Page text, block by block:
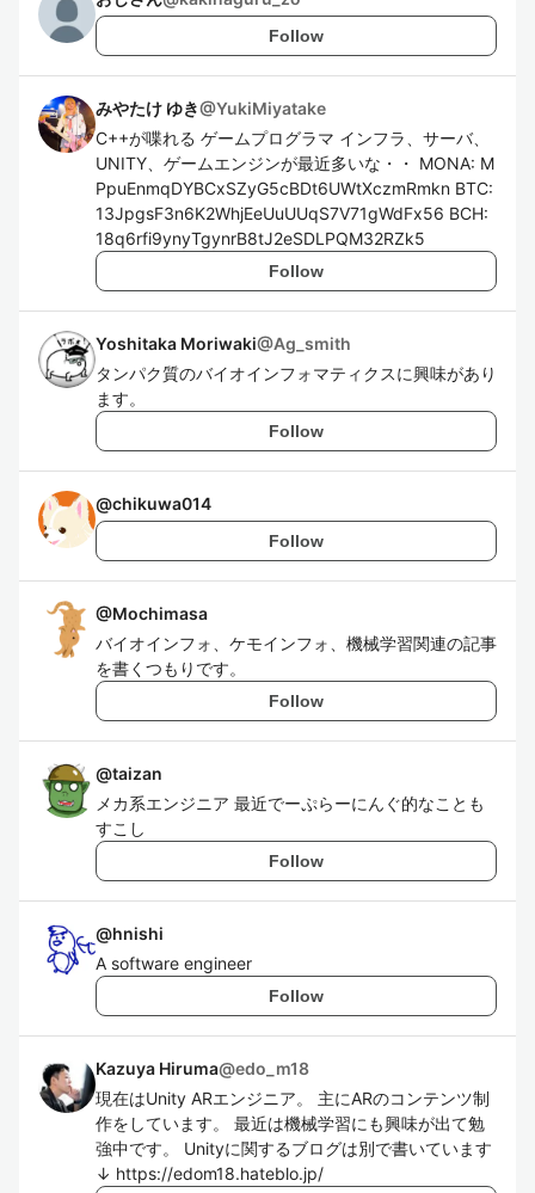
Follow
みやたけ ゆき@YukiMiyatake
C++が喋れる ゲームプログラマ インフラ、サーバ、
UNITY、ゲームエンジンが最近多いな・・ MONA: M
PpuEnmqDYBCxSZyG5cBDt6UWtXczmRmkn BTC:
13JpgsF3n6K2WhjEeUuUUqS7V71gWdFx56 BCH:
18q6rfi9ynyTgynrB8tJ2eSDLPQM32RZk5
Follow
Yoshitaka Moriwaki@Ag_smith
タンパク質のバイオインフォマティクスに興味があり
ます。
Follow
@chikuwa014
Follow
@Mochimasa
バイオインフォ、ケモインフォ、機械学習関連の記事
を書くつもりです。
Follow
@taizan
メカ系エンジニア 最近でーぷらーにんぐ的なことも
すこし
Follow
@hnishi
A software engineer
Follow
Kazuya Hiruma@edo_m18
現在はUnity ARエンジニア。 主にARのコンテンツ制
作をしています。 最近は機械学習にも興味が出て勉
強中です。 Unityに関するブログは別で書いています
↓ https://edom18.hateblo.jp/